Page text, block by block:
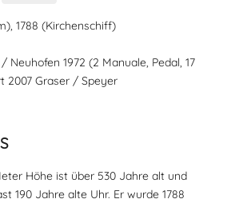
1788 (Kirchenschiff)
Neuhofen 1972 (2 Manuale, Pedal, 17
2007 Graser / Speyer
Höhe ist über 530 Jahre alt und
190 Jahre alte Uhr. Er wurde 1788